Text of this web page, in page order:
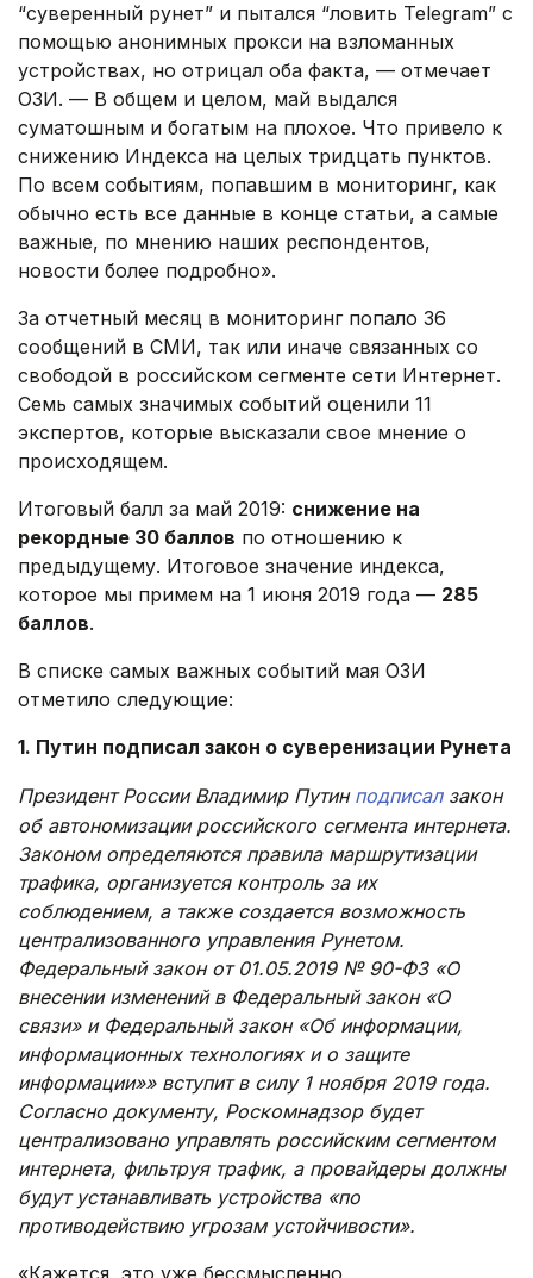
“суверенный рунет” и пытался “ловить Telegram” с
помощью анонимных прокси на взломанных
устройствах, но отрицал оба факта, — отмечает
ОЗИ. — В общем и целом, май выдался
суматошным и богатым на плохое. Что привело к
снижению Индекса на целых тридцать пунктов.
По всем событиям, попавшим в мониторинг, как
обычно есть все данные в конце статьи, а самые
важные, по мнению наших респондентов,
новости более подробно».
За отчетный месяц в мониторинг попало 36
сообщений в СМИ, так или иначе связанных со
свободой в российском сегменте сети Интернет.
Семь самых значимых событий оценили 11
экспертов, которые высказали свое мнение о
происходящем.
Итоговый балл за май 2019: снижение на
рекордные 30 баллов по отношению к
предыдущему. Итоговое значение индекса,
которое мы примем на 1 июня 2019 года — 285
баллов.
В списке самых важных событий мая ОЗИ
отметило следующие:
1. Путин подписал закон о суверенизации Рунета
Президент России Владимир Путин подписалзакон
об автономизации российского сегмента интернета.
Законом определяются правила маршрутизации
трафика, организуется контроль за их
соблюдением, а также создается возможность
централизованного управления Рунетом.
Федеральный закон от 01.05.2019 № 90-ФЗ «О
внесении изменений в Федеральный закон «О
связи» и Федеральный закон «Об информации,
информационных технологиях и о защите
информации»» вступит в силу 1 ноября 2019 года.
Согласно документу, Роскомнадзор будет
централизовано управлять российским сегментом
интернета, фильтруя трафик, а провайдеры должны
будут устанавливать устройства «по
противодействию угрозам устойчивости».